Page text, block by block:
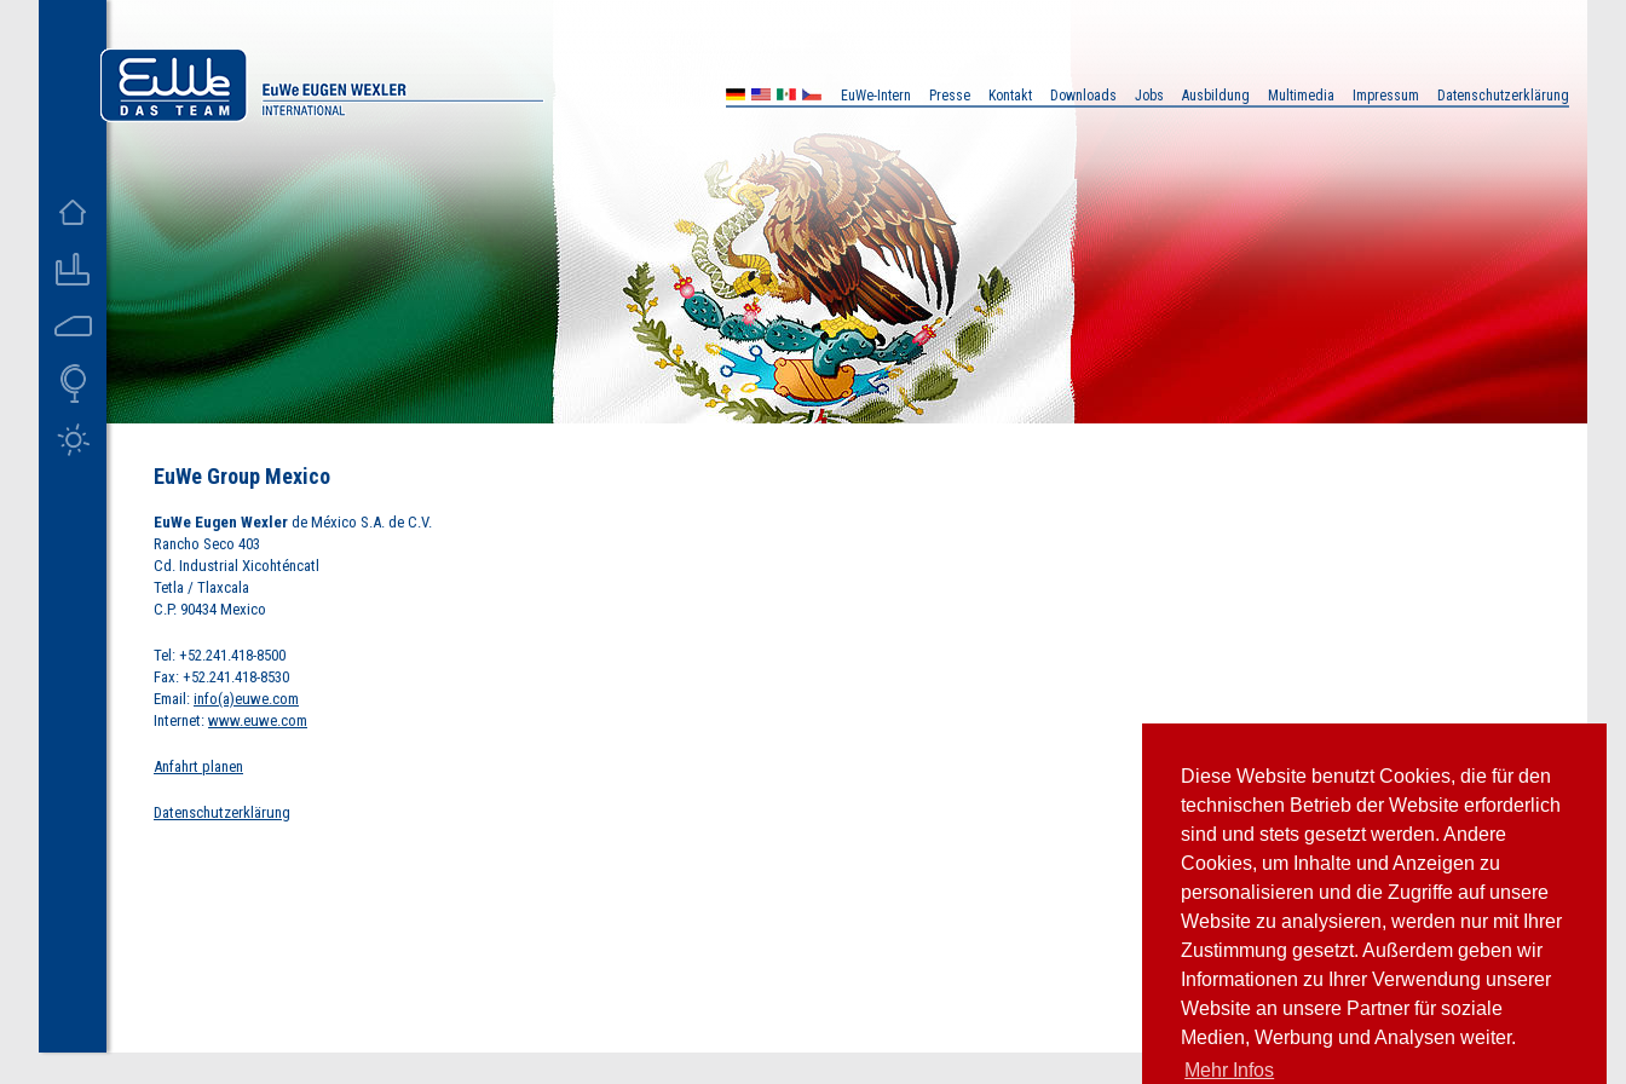
Diese Website benutzt Cookies, die für den
technischen Betrieb der Website erforderlich
sind und stets gesetzt werden. Andere
Cookies, um Inhalte und Anzeigen zu
personalisieren und die Zugriffe auf unsere
Website zu analysieren, werden nur mit Ihrer
Zustimmung gesetzt. Außerdem geben wir
Informationen zu Ihrer Verwendung unserer
Website an unsere Partner für soziale
Medien, Werbung und Analysen weiter.
Mehr Infos
EuWe Group Mexico
EuWe Eugen Wexler de México S.A. de C.V.
Rancho Seco 403
Cd. Industrial Xicohténcatl
Tetla / Tlaxcala
C.P. 90434 Mexico
Tel: +52.241.418-8500
Fax: +52.241.418-8530
Email: info(a)euwe.com
Internet: www.euwe.com
Anfahrt planen
Datenschutzerklärung
D US MX EuWe-Intern Presse Kontakt Downloads Jobs Ausbildung Multimedia Impressum Datenschutzerklärung